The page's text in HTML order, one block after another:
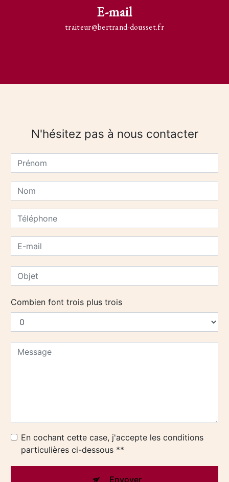
E-mail
traiteur@bertrand-dousset.fr
N'hésitez pas à nous contacter
Combien font trois plus trois
En cochant cette case, j'accepte les conditions
particulières ci-dessous **
Envoyer